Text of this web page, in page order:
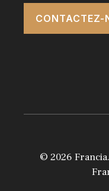
CONTACTEZ-
© 2026